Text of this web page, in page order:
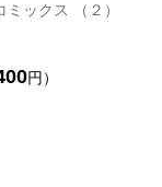
ミックス （２）
円）